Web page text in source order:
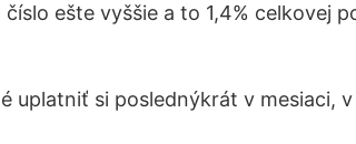
ešte vyššie a to 1,4% celkovej
uplatniť si poslednýkrát v mesiaci,